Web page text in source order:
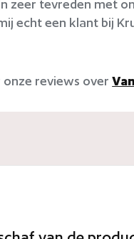
zeer tevreden met
echt een klant bij
onze reviews over